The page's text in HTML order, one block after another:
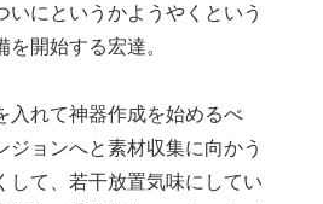
いにというかようやくという
開始する宏達。
入れて神器作成を始めるべ
ジョンへと素材収集に向かう
して、若干放置気味にしてい